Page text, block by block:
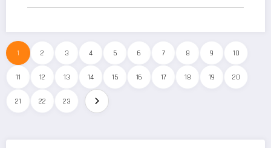
1 2 3 4 5 6 7 8 9 10
11 12 13 14 15 16 17 18 19 20
21 22 23